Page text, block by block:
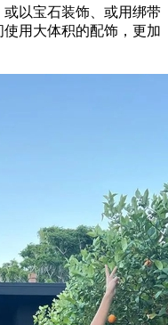
以宝石装饰、或用绑带
用大体积的配饰，更加